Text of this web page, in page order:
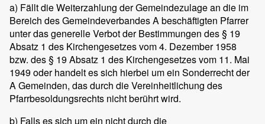
a) Fällt die Weiterzahlung der Gemeindezulage an die im
Bereich des Gemeindeverbandes A beschäftigten Pfarrer
unter das generelle Verbot der Bestimmungen des § 19
Absatz 1 des Kirchengesetzes vom 4. Dezember 1958
bzw. des § 19 Absatz 1 des Kirchengesetzes vom 11. Mai
1949 oder handelt es sich hierbei um ein Sonderrecht der
A Gemeinden, das durch die Vereinheitlichung des
Pfarrbesoldungsrechts nicht berührt wird.
b) Falls es sich um ein nicht durch die